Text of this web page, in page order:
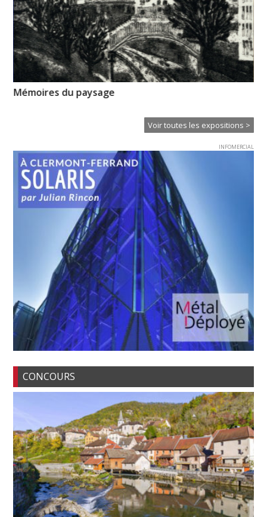
Mémoires du paysage
Voir toutes les expositions >
INFOMERCIAL
CONCOURS